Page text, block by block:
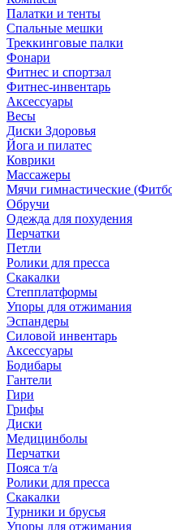
Палатки и тенты
Спальные мешки
Треккинговые палки
Фонари
Фитнес и спортзал
Фитнес-инвентарь
Аксессуары
Весы
Диски Здоровья
Йога и пилатес
Коврики
Массажеры
Мячи гимнастические
Обручи
Одежда для похудения
Перчатки
Петли
Ролики для пресса
Скакалки
Степплатформы
Упоры для отжимания
Эспандеры
Силовой инвентарь
Аксессуары
Бодибары
Гантели
Гири
Грифы
Диски
Медицинболы
Перчатки
Пояса т/а
Ролики для пресса
Скакалки
Турники и брусья
Упоры для отжимания